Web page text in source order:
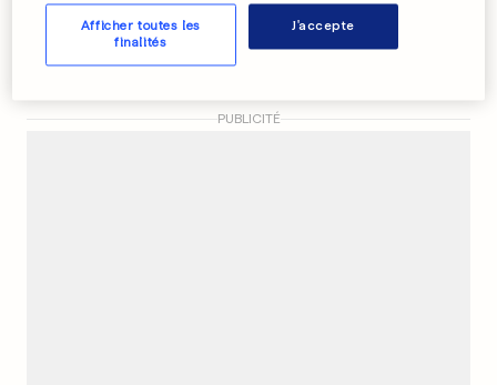
de Porto-Vecchio
PUBLICITÉ
Afficher toutes les
finalités
J'accepte